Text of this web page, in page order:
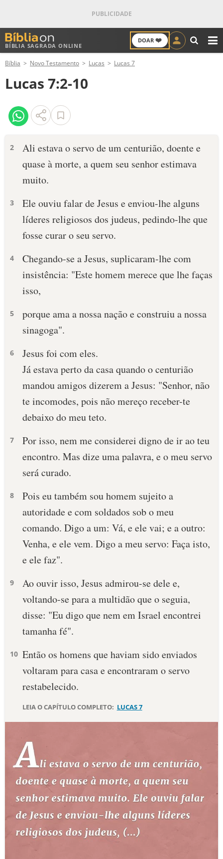
BÍBLIA SAGRADA ONLINE
DOAR ❤️
ANTIGO TESTAMENTO
NOVO TESTAMENTO
VERSÍCULOS
PALAVRA DO DIA
DEVOCIONAL DIÁRIO
10 MANDAMENTOS
ESTUDOS BÍBLICOS
ESBOÇOS DE PREGAÇÃO
TEMAS
TERMO BÍBLICO JOGOS
LOJA BÍBLIAON
Bíblia Novo Testamento Lucas Lucas 7
Lucas 7:2-10
2
Ali estava o servo de um centurião, doente e
quase à morte, a quem seu senhor estimava
muito.
3
Ele ouviu falar de Jesus e enviou-lhe alguns
líderes religiosos dos judeus, pedindo-lhe que
fosse curar o seu servo.
4
Chegando-se a Jesus, suplicaram-lhe com
insistência: "Este homem merece que lhe faças
isso,
5
porque ama a nossa nação e construiu a nossa
sinagoga".
6
Jesus foi com eles.
Já estava perto da casa quando o centurião
mandou amigos dizerem a Jesus: "Senhor, não
te incomodes, pois não mereço receber-te
debaixo do meu teto.
7
Por isso, nem me considerei digno de ir ao teu
encontro. Mas dize uma palavra, e o meu servo
será curado.
8
Pois eu também sou homem sujeito a
autoridade e com soldados sob o meu
comando. Digo a um: Vá, e ele vai; e a outro:
Venha, e ele vem. Digo a meu servo: Faça isto,
e ele faz".
9
Ao ouvir isso, Jesus admirou-se dele e,
voltando-se para a multidão que o seguia,
disse: "Eu digo que nem em Israel encontrei
tamanha fé".
10 Então os homens que haviam sido enviados
voltaram para casa e encontraram o servo
restabelecido.
LEIA O CAPÍTULO COMPLETO: LUCAS 7